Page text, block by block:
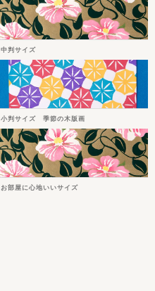
中判サイズ
小判サイズ 季節の木版画
お部屋に心地いいサイズ